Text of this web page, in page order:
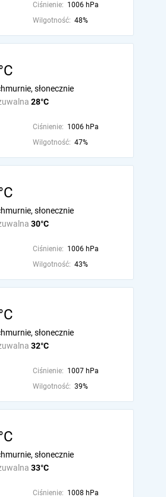
Ciśnienie: 1006 hPa
Wilgotność: 48%
28°C
słonecznie
Ciśnienie: 1006 hPa
Wilgotność: 47%
30°C
słonecznie
Ciśnienie: 1006 hPa
Wilgotność: 43%
32°C
słonecznie
Ciśnienie: 1007 hPa
Wilgotność: 39%
33°C
słonecznie
Ciśnienie: 1008 hPa